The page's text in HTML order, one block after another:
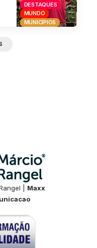
DESTAQUES
MUNDO
MUNICÍPIOS
| Maxx